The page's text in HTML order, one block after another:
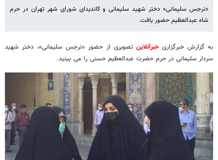
«نرجس سلیمانی» دختر شهید سلیمانی و کاندیدای شورای شهر تهران در حرم
شاه عبدالعظیم حضور یافت.
به گزارش خبرگزاریخبرآنلاین تصویری از حضور «نرجس سلیمانی»، دختر شهید
سردار سلیمانی در حرم حضرت عبدالعظیم حسنی را می بینید.